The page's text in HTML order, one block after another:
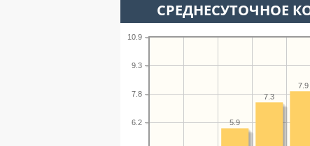
СРЕДНЕСУТОЧНОЕ
6.2
7.8
9.3
10.9
7.9
7.3
5.9